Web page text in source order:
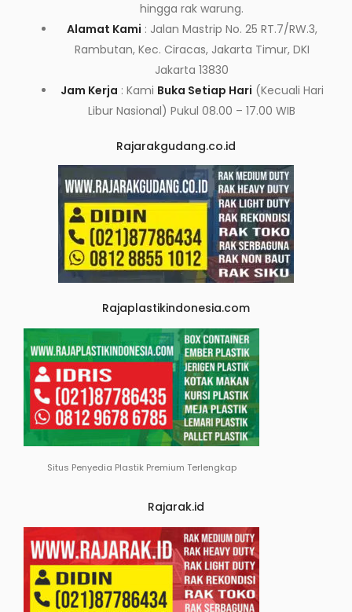
hingga rak warung.
Alamat Kami : Jalan Mastrip No. 25 RT.7/RW.3,
Rambutan, Kec. Ciracas, Jakarta Timur, DKI
Jakarta 13830
Jam Kerja : Kami Buka Setiap Hari (Kecuali Hari
Libur Nasional) Pukul 08.00 – 17.00 WIB
Rajarakgudang.co.id
Rajaplastikindonesia.com
Situs Penyedia Plastik Premium Terlengkap
Rajarak.id